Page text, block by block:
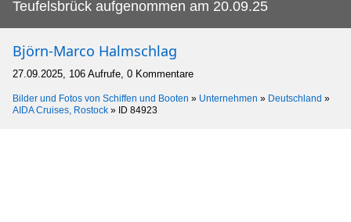
Teufelsbrück aufgenommen am 20.09.25
Björn-Marco Halmschlag
27.09.2025, 106 Aufrufe, 0 Kommentare
Bilder und Fotos von Schiffen und Booten » Unternehmen » Deutschland »
AIDA Cruises, Rostock » ID 84923